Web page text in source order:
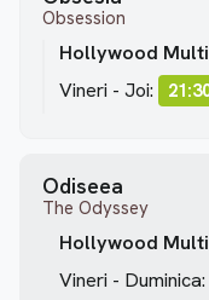
Obsession
Hollywood
Vineri - Joi:
Odiseea
The Odyssey
Hollywood
Vineri - Duminica: